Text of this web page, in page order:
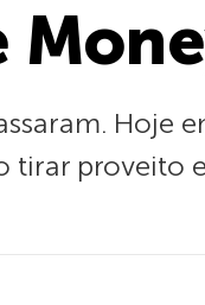
Hoje
tirar proveito